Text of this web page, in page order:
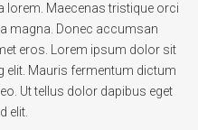
lorem. Maecenas tristique orci
magna. Donec accumsan
eros. Lorem ipsum dolor sit
elit. Mauris fermentum dictum
Ut tellus dolor dapibus eget
elit.